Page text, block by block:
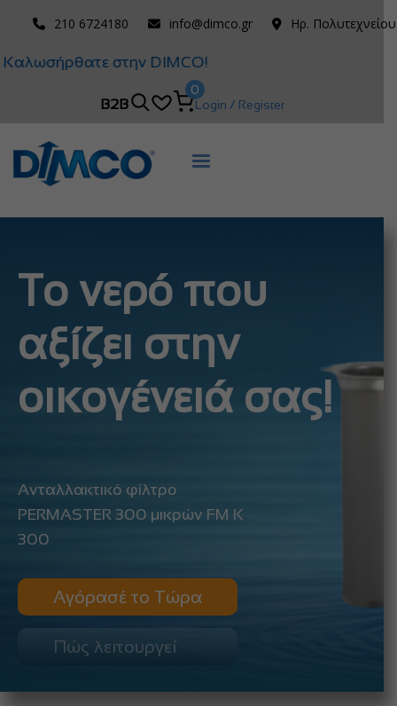
210 6724180 info@dimco.gr Ηρ.
Καλωσήρθατε στην DIMCO!
B2B
0
Login / Register
Το νερό που
αξίζει στην
οικογένειά σας!
Ανταλλακτικό φίλτρο
PERMASTER 300 μικρών FM K
300
Αγόρασέ το Τώρα
Πώς λειτουργεί